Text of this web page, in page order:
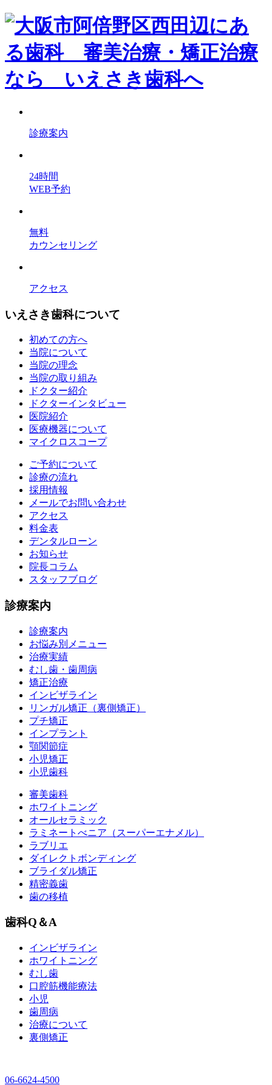
診療案内
24時間
WEB予約
無料
カウンセリング
アクセス
いえさき歯科について
初めての方へ
当院について
当院の理念
当院の取り組み
ドクター紹介
ドクターインタビュー
医院紹介
医療機器について
マイクロスコープ
ご予約について
診療の流れ
採用情報
メールでお問い合わせ
アクセス
料金表
デンタルローン
お知らせ
院長コラム
スタッフブログ
診療案内
診療案内
お悩み別メニュー
治療実績
むし歯・歯周病
矯正治療
インビザライン
リンガル矯正（裏側矯正）
プチ矯正
インプラント
顎関節症
小児矯正
小児歯科
審美歯科
ホワイトニング
オールセラミック
ラミネートべニア （スーパーエナメル）
ラブリエ
ダイレクトボンディング
ブライダル矯正
精密義歯
歯の移植
歯科Q＆A
インビザライン
ホワイトニング
むし歯
口腔筋機能療法
小児
歯周病
治療について
裏側矯正
06-6624-4500